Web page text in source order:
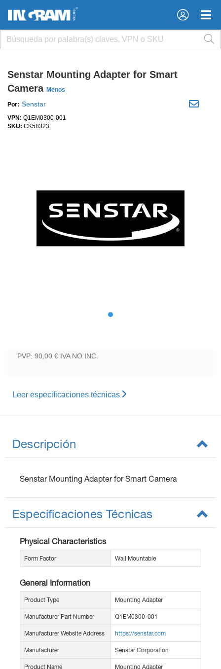
×
×
Senstar Mounting Adapter for Smart
Camera Menos
Por: Senstar
VPN: Q1EM0300-001
SKU: CK58323
PVP: 90,00 € IVA NO INC.
Leer especificaciones técnicas
Descripción
Senstar Mounting Adapter for Smart Camera
Especificaciones Técnicas
Physical Characteristics
Form Factor Wall Mountable
General Information
Product Type Mounting Adapter
Manufacturer Part Number Q1EM0300-001
Manufacturer Website Address https://senstar.com
Manufacturer Senstar Corporation
Product Name Mounting Adapter